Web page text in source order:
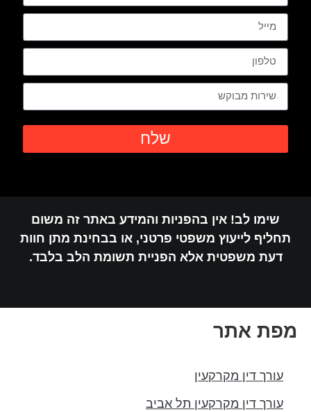
שלח
שימו לב! אין בהפניות והמידע באתר זה משום
תחליף לייעוץ משפטי פרטני, או בבחינת מתן חוות
דעת משפטית אלא הפניית תשומת הלב בלבד.
אתר
עורך דין מקרקעין
עורך דין מקרקעין תל אביב